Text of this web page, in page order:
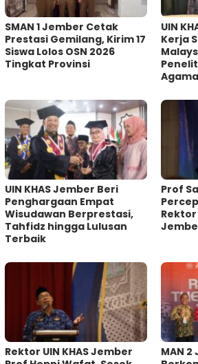
SMAN 1 Jember Cetak
Prestasi Gemilang, Kirim 17
Siswa Lolos OSN 2026
Tingkat Provinsi
UIN
Kerja
UIN KHAS Jember Beri
Penghargaan Empat
Wisudawan Berprestasi,
Tahfidz hingga Lulusan
Terbaik
Prof
Rektor
Rektor UIN KHAS Jember
MAN